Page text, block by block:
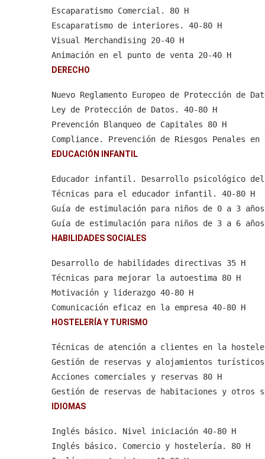
Vender más con Inteligencia Emocional 80 H
Gestión de clientes difíciles con
Escaparatismo Comercial. 80 H
Escaparatismo de interiores. 40-80 H
Visual Merchandising 20-40 H
Animación en el punto de venta 20-40 H
Técnicas de merchandising 20-40 H
DERECHO
Nuevo Reglamento Europeo de Protección de
Ley de Protección de Datos. 40-80 H
Prevención Blanqueo de Capitales 80 H
Compliance. Prevención de Riesgos Penales en
EDUCACIÓN INFANTIL
Educador infantil. Desarrollo psicológico
Técnicas para el educador infantil. 40-80 H
Guía de estimulación para niños de 0 a 3
Guía de estimulación para niños de 3 a 6
El jardín de infancia. Técnicas de
El jardín de infancia. Técnicas para relajar
La comunicación con niños de 0-6 años 40-80 H
HABILIDADES SOCIALES
Desarrollo de habilidades directivas 35 H
Técnicas para mejorar la autoestima 80 H
Motivación y liderazgo 40-80 H
Comunicación eficaz en la empresa 40-80 H
Control del estrés con Inteligencia Emocional
HOSTELERÍA Y TURISMO
Técnicas de atención a clientes en la
Gestión de reservas y alojamientos turísticos
Acciones comerciales y reservas 80 H
Gestión de reservas de habitaciones y otros
Diseño y ejecución de acciones comerciales
La cata de vinos 80 H
La cata de cervezas 40-80 H
IDIOMAS
Inglés básico. Nivel iniciación 40-80 H
Inglés básico. Comercio y hostelería. 80 H